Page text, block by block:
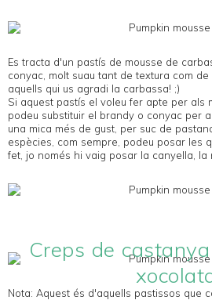
Es tracta d'un pastís de mousse de
conyac, molt suau tant de textura com
aquells qui us agradi la carbassa! ;)
Si aquest pastís el voleu fer apte per als
podeu substituir el brandy o conyac per
una mica més de gust, per suc de
espècies, com sempre, podeu posar les
fet, jo només hi vaig posar la canyella, la
Nota: Aquest és d'aquells pastissos que
Creps de